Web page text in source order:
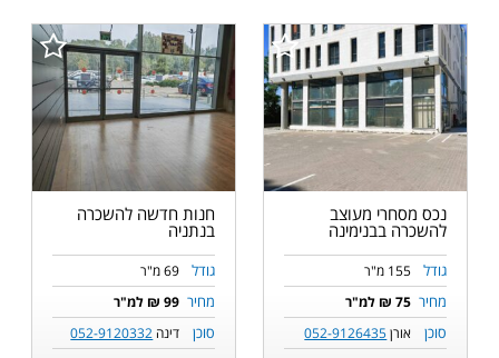
נכס מסחרי מעוצב
להשכרה בבנימינה
גודל 155 מ"ר
מחיר 75 ₪ למ"ר
סוכן אורן052-9126435
חנות חדשה להשכרה
בנתניה
גודל 69 מ"ר
מחיר 99 ₪ למ"ר
סוכן דינה 052-9120332